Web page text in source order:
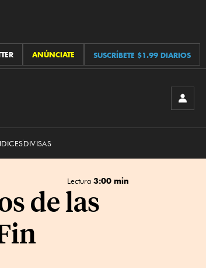
ANÚNCIATE SUSCRÍBETE $1.99 DIARIOS
DIVISAS
Lectura 3:00 min
de las